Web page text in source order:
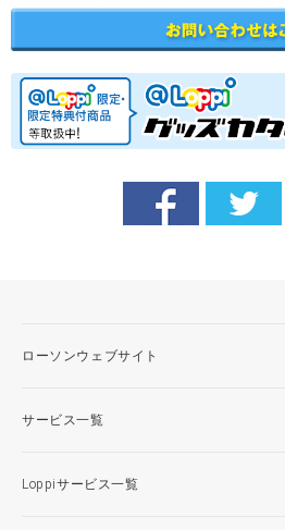
ローソンウェブサイト
サービス一覧
Loppiサービス一覧